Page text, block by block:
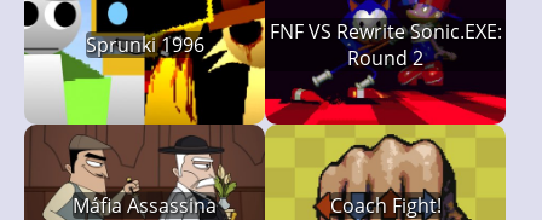
Sprunki 1996
FNF VS Rewrite Sonic.EXE:
Round 2
Máfia Assassina Coach Fight!